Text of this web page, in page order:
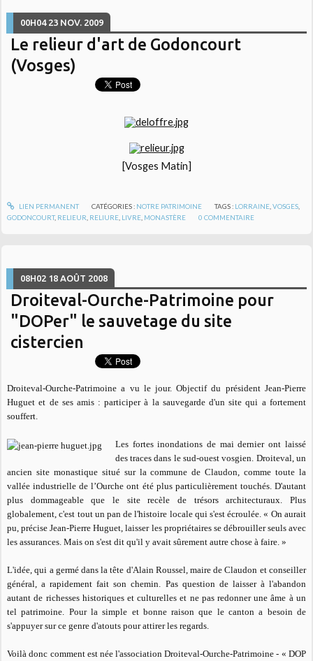
00H04 23 NOV. 2009
Le relieur d'art de Godoncourt
(Vosges)
[Vosges Matin]
LIEN PERMANENT CATÉGORIES : NOTRE PATRIMOINE TAGS : LORRAINE ,VOSGES
GODONCOURT, RELIEUR RELIURE LIVRE MONASTÈRE 0 COMMENTAIRE
08H02 18 AOÛT 2008
Droiteval-Ourche-Patrimoine pour
"DOPer" le sauvetage du site
cistercien
Droiteval-Ourche-Patrimoine a vu le jour. Objectif du président Jean-Pierre
Huguet et de ses amis : participer à la sauvegarde d'un site qui a fortement
souffert.
Les fortes inondations de mai dernier ont laissé
des traces dans le sud-ouest vosgien. Droiteval, un
ancien site monastique situé sur la commune de Claudon, comme toute la
vallée industrielle de l’Ourche ont été plus particulièrement touchés. D'autant
plus dommageable que le site recèle de trésors architecturaux. Plus
globalement, c'est tout un pan de l'histoire locale qui s'est écroulée. « On aurait
pu , précise Jean-Pierre Huguet,laisser les propriétaires se débrouiller seuls avec
les assurances. Mais on s'est dit qu'il y avait sûrement autre chose à faire . »
L'idée, qui a germé dans la tête d'Alain Roussel, maire de Claudon et conseiller
général, a rapidement fait son chemin. Pas question de laisser à l'abandon
autant de richesses historiques et culturelles et ne pas redonner une âme à un
tel patrimoine. Pour la simple et bonne raison que le canton a besoin de
s'appuyer sur ce genre d'atouts pour attirer les regards.
Voilà donc comment est née l'associationDroiteval-Ourche-Patrimoine - « DOP